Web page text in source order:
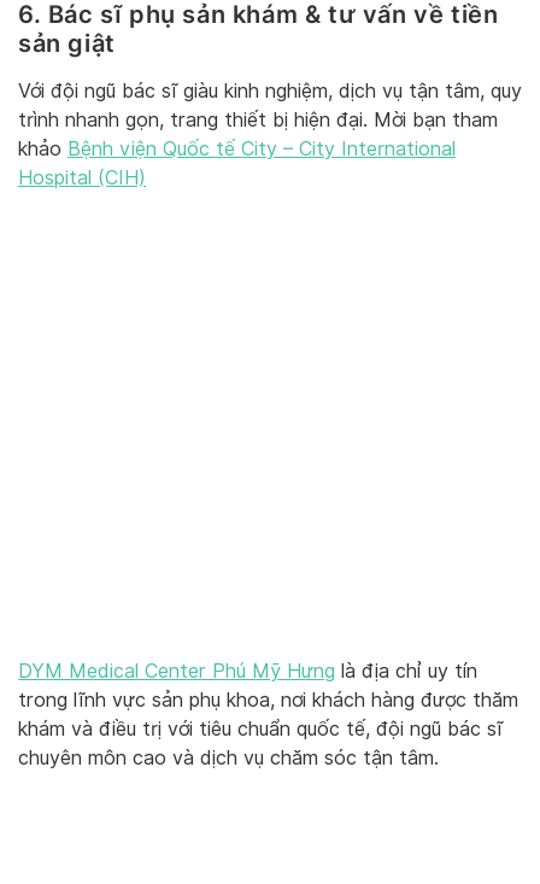
6. Bác sĩ phụ sản khám & tư vấn về tiền
sản giật
Với đội ngũ bác sĩ giàu kinh nghiệm, dịch vụ tận tâm, quy
trình nhanh gọn, trang thiết bị hiện đại. Mời bạn tham
khảo Bệnh viện Quốc tế City – City International
Hospital (CIH)
DYM Medical Center Phú Mỹ Hưng là địa chỉ uy tín
trong lĩnh vực sản phụ khoa, nơi khách hàng được thăm
khám và điều trị với tiêu chuẩn quốc tế, đội ngũ bác sĩ
chuyên môn cao và dịch vụ chăm sóc tận tâm.